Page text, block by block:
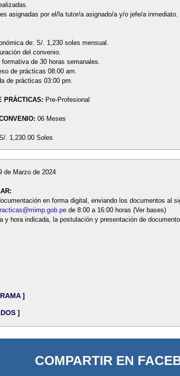
asignadas por el/la tutor/a asignado/a y/o jefe/a inmediato.
de: S/. 1,230 soles mensual.
del convenio.
de 30 horas semanales.
de prácticas 08:00 am.
de prácticas 03:00 pm.
PRÁCTICAS: Pre-Profesional
06 Meses
. 1,230.00 Soles
de Marzo de 2024
en forma digital, enviando los documentos al
de 8:00 a 16:00 horas (Ver bases)
y hora indicada, la postulación y presentación de
]
]
COMPARTIR EN